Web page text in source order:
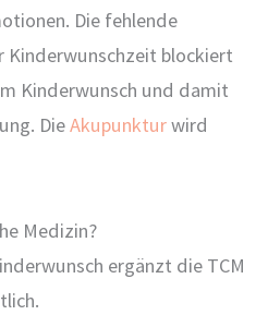
Die fehlende
Kinderwunschzeit blockiert
Kinderwunsch und damit
DieAkupunkturwird
Medizin?
ergänzt die TCM